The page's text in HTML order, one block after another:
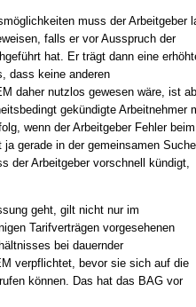
muss der Arbeitgeber
falls er vor Ausspruch der
hat. Er trägt dann eine
dass keine anderen
daher nutzlos gewesen wäre, ist
gekündigte Arbeitnehmer
wenn der Arbeitgeber Fehler beim
gerade in der gemeinsamen Suche
der Arbeitgeber vorschnell kündigt,
geht, gilt nicht nur im
Tarifverträgen vorgesehenen
bei dauernder
verpflichtet, bevor sie sich auf die
können. Das hat das BAG vor